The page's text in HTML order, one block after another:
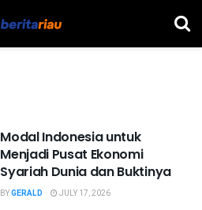
Modal Indonesia untuk
Menjadi Pusat Ekonomi
Syariah Dunia dan Buktinya
BYGERALD JULY 17, 2026